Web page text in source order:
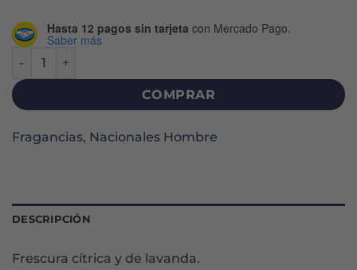
Hasta 12 pagos sin tarjeta con Mercado Pago.
Saber más
SET CHESTER ICE EDT X 60 ML + DEO cantidad
COMPRAR
Fragancias, Nacionales Hombre
DESCRIPCIÓN
Frescura cí­trica y de lavanda.